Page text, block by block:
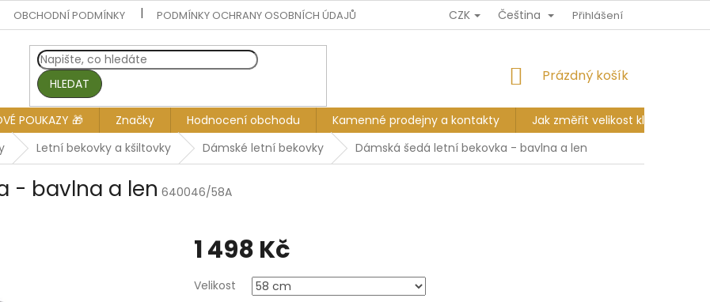
OBCHODNÍ PODMÍNKY PODMÍNKY OCHRANY OSOBNÍCH ÚDAJŮ DOPRAVA A PLATBA VÝMĚNA A VRÁCENÍ
CZK Čeština Přihlášení
HLEDAT
NÁKUPNÍ
Prázdný košík
POUKAZY 🎁 Značky Hodnocení obchodu Kamenné prodejny a kontakty
Jak změřit velikost klobouku?
Letní bekovky a kšiltovky Dámské letní bekovky Dámská šedá letní bekovka - bavlna a len
- bavlna a len 640046/58A
1 498 Kč
cena:
Velikost